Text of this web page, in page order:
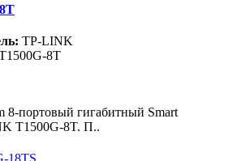
TP-LINK
8T
8-портовый гигабитный Smart
T1500G-8T. П..